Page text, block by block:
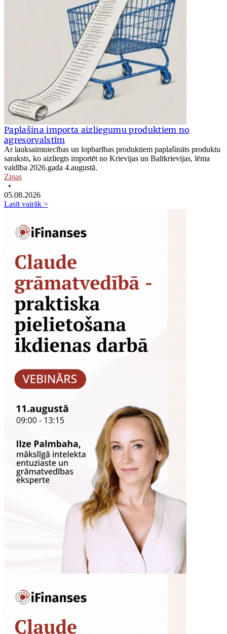
Paplašina importa aizliegumu produktiem no
agresorvalstīm
Ar lauksaimniecības un lopbarības produktiem paplašināts produktu
saraksts, ko aizliegts importēt no Krievijas un Baltkrievijas, lēma
valdība 2026.gada 4.augustā.
Ziņas
•
05.08.2026
Lasīt vairāk >